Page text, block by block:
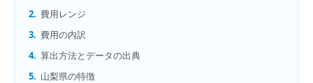
2. 費用レンジ
3. 費用の内訳
4. 算出方法とデータの出典
5. 山梨県の特徴